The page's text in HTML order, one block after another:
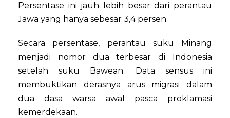
Persentase ini jauh lebih besar dari perantau
Jawa yang hanya sebesar 3,4 persen.
Secara persentase, perantau suku Minang
menjadi nomor dua terbesar di Indonesia
setelah suku Bawean. Data sensus ini
membuktikan derasnya arus migrasi dalam
dua dasa warsa awal pasca proklamasi
kemerdekaan.